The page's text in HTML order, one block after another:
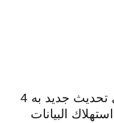
تطبيق Datally يحصل على تحديث جديد به 4
البيانات